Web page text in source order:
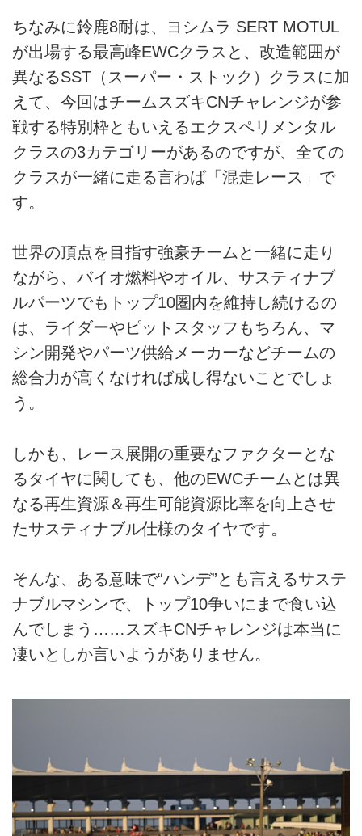
ちなみに鈴鹿8耐は、ヨシムラ SERT MOTUL
が出場する最高峰EWCクラスと、改造範囲が
異なるSST（スーパー・ストック）クラスに加
えて、今回はチームスズキCNチャレンジが参
戦する特別枠ともいえるエクスペリメンタル
クラスの3カテゴリーがあるのですが、全ての
クラスが一緒に走る言わば「混走レース」で
す。
世界の頂点を目指す強豪チームと一緒に走り
ながら、バイオ燃料やオイル、サスティナブ
ルパーツでもトップ10圏内を維持し続けるの
は、ライダーやピットスタッフもちろん、マ
シン開発やパーツ供給メーカーなどチームの
総合力が高くなければ成し得ないことでしょ
う。
しかも、レース展開の重要なファクターとな
るタイヤに関しても、他のEWCチームとは異
なる再生資源＆再生可能資源比率を向上させ
たサスティナブル仕様のタイヤです。
そんな、ある意味で“ハンデ”とも言えるサステ
ナブルマシンで、トップ10争いにまで食い込
んでしまう……スズキCNチャレンジは本当に
凄いとしか言いようがありません。